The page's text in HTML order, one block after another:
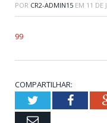
POR CR2-ADMIN15 EM 11 DE
99
COMPARTILHAR:
Twitter
Email